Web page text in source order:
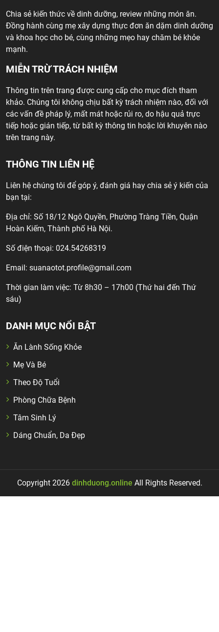
Chia sẻ kiến thức về dinh dưỡng, review những món ăn.
Đồng hành cùng mẹ xây dựng thực đơn ăn dặm dinh dưỡng
và khoa học cho bé, cùng những mẹo hay chăm bé khỏe
mạnh.
MIỄN TRỪ TRÁCH NHIỆM
Thông tin trên trang được cung cấp cho mục đích tham
khảo. Chúng tôi không chịu bất kỳ trách nhiệm nào, đối với
các vấn đề pháp lý, mất mát hoặc rủi ro, do hậu quả trực
tiếp hoặc gián tiếp, từ bất kỳ thông tin hoặc lời khuyên nào
trên trang này.
THÔNG TIN LIÊN HỆ
Liên hệ chúng tôi để góp ý, đánh giá hay chia sẻ ý kiến của
bạn tại:
Địa chỉ: Số 18/12 Ngô Quyền, Phường Tràng Tiền, Quận
Hoàn Kiếm, Thành phố Hà Nội.
Số điện thoại: 024.54268319
Email: suanaotot.profile@gmail.com
Thời gian làm việc: Từ 8h30 – 17h00 (Thứ hai đến Thứ
sáu)
DANH MỤC NỔI BẬT
Ăn Lành Sống Khỏe
Mẹ Và Bé
Theo Độ Tuổi
Phòng Chữa Bệnh
Tâm Sinh Lý
Dáng Chuẩn, Da Đẹp
Copyright 2026 dinhduong.online All Rights Reserved.